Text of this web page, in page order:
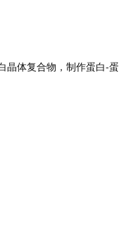
晶体复合物，制作蛋白-蛋